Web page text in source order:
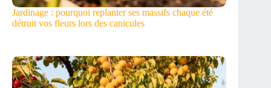
Jardinage : pourquoi replanter ses massifs chaque été
détruit vos fleurs lors des canicules